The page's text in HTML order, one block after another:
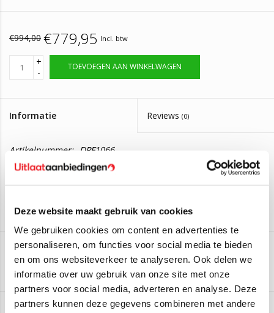
Deze website maakt gebruik van cookies
We gebruiken cookies om content en advertenties te
personaliseren, om functies voor social media te bieden
en om ons websiteverkeer te analyseren. Ook delen we
informatie over uw gebruik van onze site met onze
partners voor social media, adverteren en analyse. Deze
partners kunnen deze gegevens combineren met andere
€994,00 €779,95 Incl. btw
+
-
TOEVOEGEN AAN WINKELWAGEN
Informatie Reviews (0)
Artikelnummer:
DPF1066
Levertijd:
Levering in 2 tot 4 werkdagen.
Roetfilter Hyundai i40, ix35 / Kia Carens 4,
Sportage 3.
Deze roetfilter is geschikt voor de volgende auto's:
Hyundai i40 CW 1.7 CRDI
(85kW/116PK) (Van 2011 t/m
2019)
Hyundai i40 CW 1.7 CRDI (100kW/136PK) (Van 2011 t/m
2019)
Hyundai i40 VF 1.7 CRDI(85kW/116PK) (Van 2012 t/m 2019)
Aan verlanglijst toevoegen/Toevoegen om te vergelijken/ Afdrukken